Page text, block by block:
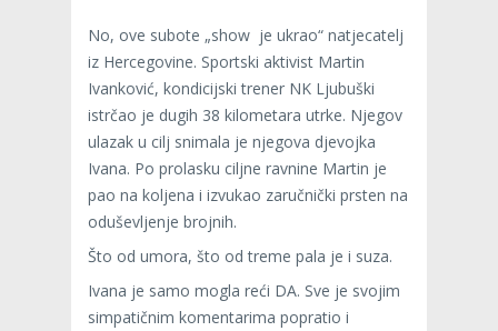
No, ove subote „show je ukrao“ natjecatelj
iz Hercegovine. Sportski aktivist Martin
Ivanković, kondicijski trener NK Ljubuški
istrčao je dugih 38 kilometara utrke. Njegov
ulazak u cilj snimala je njegova djevojka
Ivana. Po prolasku ciljne ravnine Martin je
pao na koljena i izvukao zaručnički prsten na
oduševljenje brojnih.
Što od umora, što od treme pala je i suza.
Ivana je samo mogla reći DA. Sve je svojim
simpatičnim komentarima popratio i